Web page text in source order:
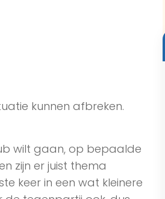
kunnen afbreken.
wilt gaan, op bepaalde
zijn er juist thema
keer in een wat kleinere